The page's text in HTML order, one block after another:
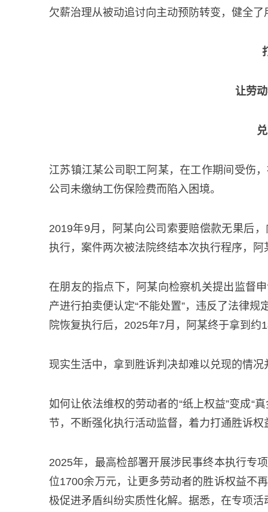
欠薪治理从被动追讨向主动预防转变，健全了
让劳
江苏镇江某公司职工阿某，在工作期间受伤
公司未缴纳工伤保险费而陷入困境。
2019年9月，阿某向公司索要赔偿款无果后
执行，案件两次被法院终结本次执行程序，阿
在朋友的指点下，阿某向检察机关提出监督
产进行拍卖便认定“不能处置”，违反了法律
院恢复执行后，2025年7月，阿某终于拿到约
现实生活中，拿到胜诉判决却难以兑现的情
如何让依法维权的劳动者的“纸上权益”变成“
节，不断强化执行活动监督，着力打通胜诉权
2025年，最高检部署开展涉民事终本执行专
位1700余万元，让更多劳动者的胜诉权益不
极促进矛盾纠纷实质性化解。据悉，在专项